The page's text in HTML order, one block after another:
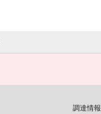
調達情報